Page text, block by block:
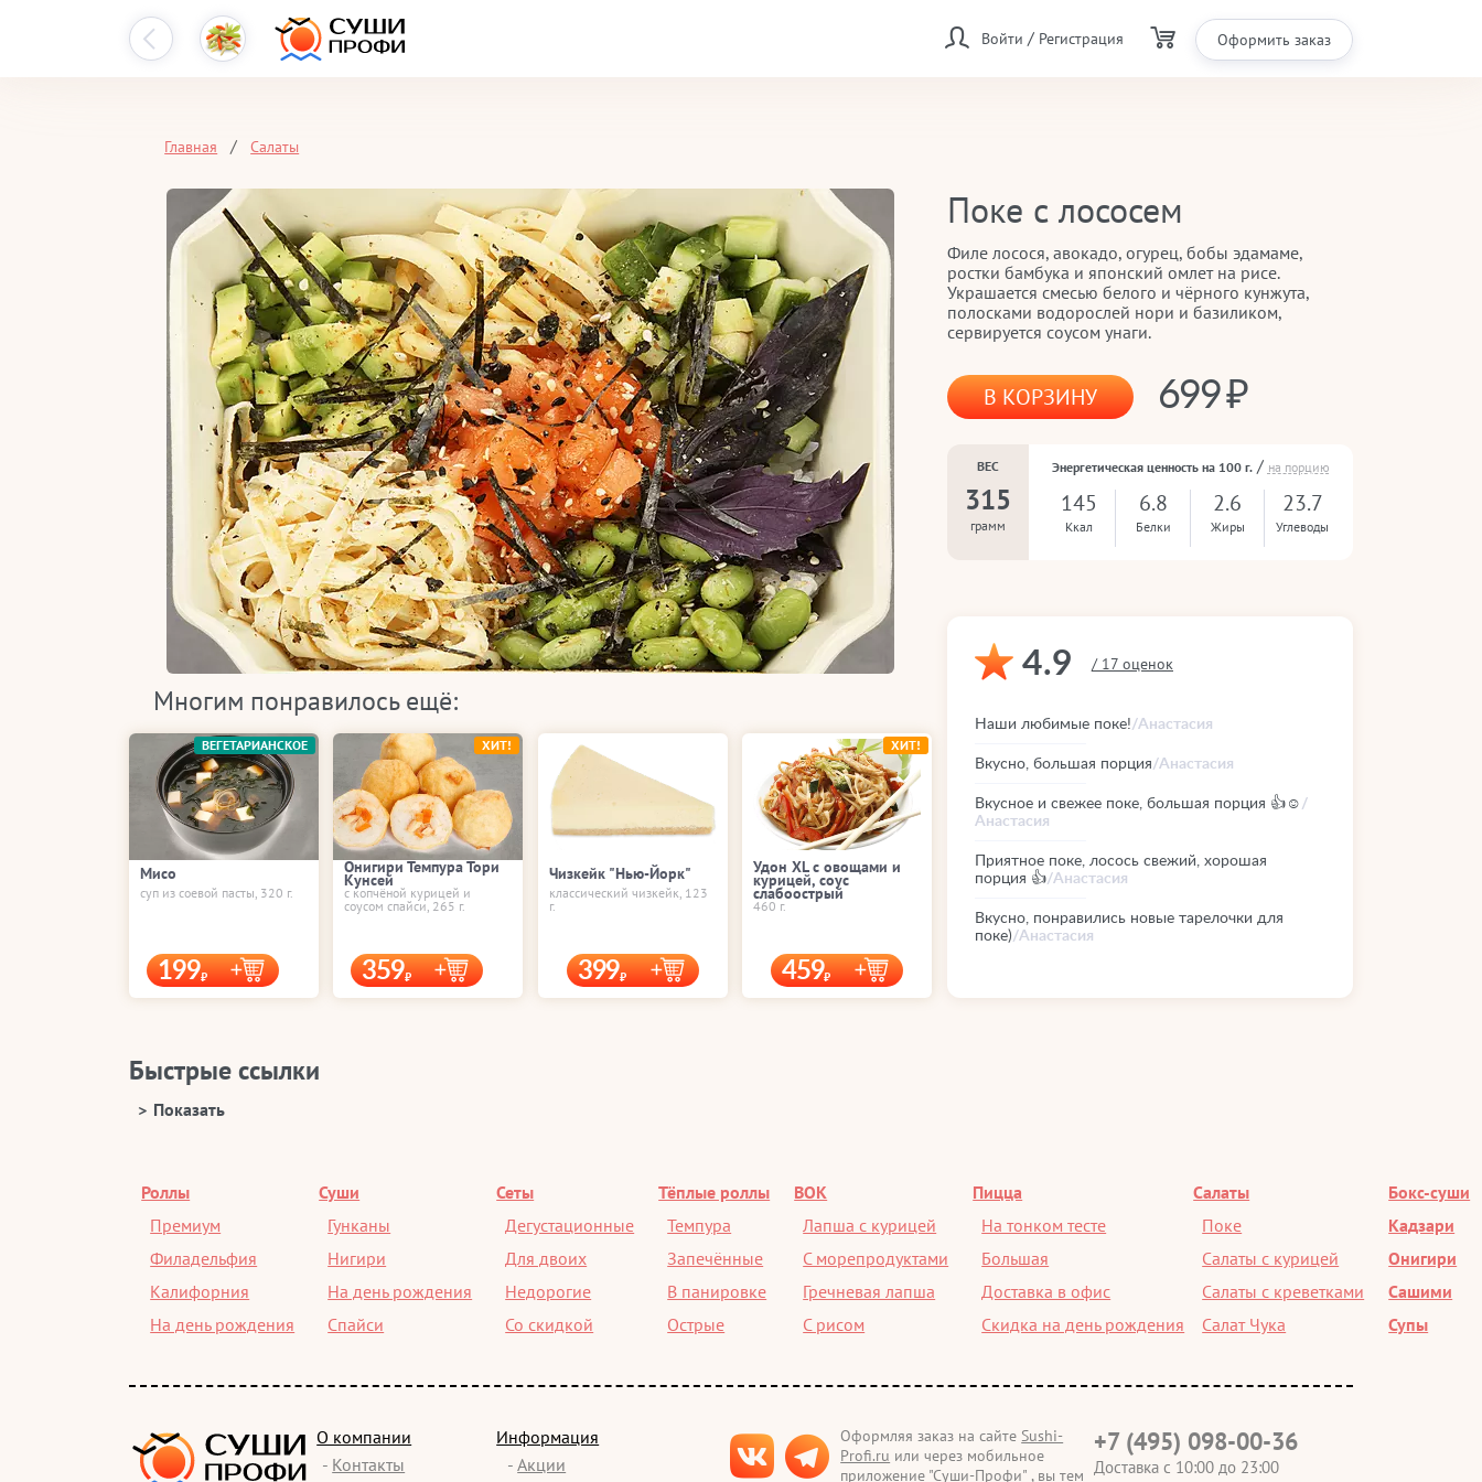
Войти / Регистрация Оформить заказ
Главная Салаты
Поке с лососем
Филе лосося, авокадо, огурец, бобы эдамаме,
ростки бамбука и японский омлет на рисе.
Украшается смесью белого и чёрного кунжута,
полосками водорослей нори и базиликом,
сервируется соусом унаги.
В КОРЗИНУ 699
ВЕС
315
грамм
Энергетическая ценность на 100 г./ на порцию
145
Ккал
6.8
Белки
2.6
Жиры
23.7
Углеводы
4.9 / 17 оценок
Наши любимые поке!/Анастасия
Вкусно, большая порция/Анастасия
Вкусное и свежее поке, большая порция 👍☺️ /
Анастасия
Приятное поке, лосось свежий, хорошая
порция 👍/Анастасия
Вкусно, понравились новые тарелочки для
поке)/Анастасия
Многим понравилось ещё:
Мисо
суп из соевой пасты, 320 г.
199
ВЕГЕТАРИАНСКОЕ
Онигири Темпура Тори
Кунсей
с копчёной курицей и
соусом спайси, 265 г.
359
ХИТ!
Чизкейк "Нью-Йорк"
классический чизкейк, 123
г.
399
Удон XL с овощами и
курицей, соус
слабоострый
460 г.
459
ХИТ!
Быстрые ссылки
Роллы Суши Сеты Тёплые роллы ВОК Пицца Салаты
Бокс-суши
Премиум
Гунканы Дегустационные Темпура Лапша с курицей На тонком тесте Поке
Кадзари
Филадельфия
Нигири Для двоих Запечённые С морепродуктами Большая Салаты с курицей
Онигири
Калифорния
На день рождения Недорогие В панировке Гречневая лапша Доставка в офис Салаты с креветками
Сашими
На день рождения
Спайси Со скидкой Острые С рисом Скидка на день рождения Салат Чука Супы
О компании
Информация
- Контакты -Акции
Оформляя заказ на сайте Sushi-
Profi.ru или через мобильное
приложение "Суши-Профи" , вы тем
+7 (495) 098-00-36
Доставка с 10:00 до 23:00